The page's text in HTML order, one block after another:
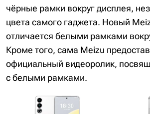
чёрные рамки вокруг дисплея,
цвета самого гаджета. Новый
отличается белыми рамками
Кроме того, сама Meizu
официальный видеоролик,
с белыми рамками.